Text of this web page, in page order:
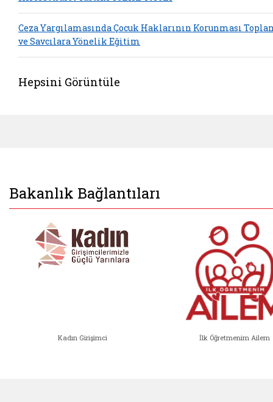
Ceza Yargılamasında Çocuk Haklarının Korunması
ve Savcılara Yönelik Eğitim
Hepsini Görüntüle
Bakanlık Bağlantıları
Kadın Girişimci İlk Öğretmenim Ailem